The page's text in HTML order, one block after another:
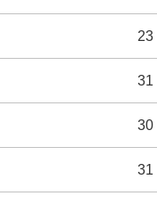
23
31
30
31